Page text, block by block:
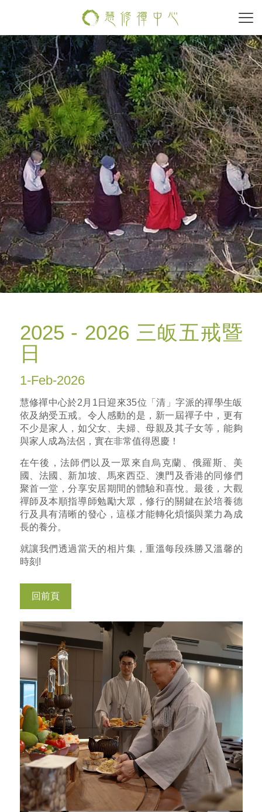
2025 - 2026 三皈五戒暨
日
1-Feb-2026
慧修禪中心於2月1日迎來35位「清」字派的禪學生皈
依及納受五戒。令人感動的是，新一屆禪子中，更有
不少是家人，如父女、夫婦、母親及其子女等，能夠
與家人成為法侶，實在非常值得恩慶！
在午後，法師們以及一眾來自烏克蘭、俄羅斯、美
國、法國、新加坡、馬來西亞、澳門及香港的同修們
聚首一堂，分享安居期間的體驗和喜悅。最後，大觀
禪師及本順指導師勉勵大眾，修行的關鍵在於培養德
行及具有清晰的發心，這樣才能轉化煩惱與業力為成
長的養分。
就讓我們透過當天的相片集，重溫每段殊勝又溫馨的
時刻!
回前頁